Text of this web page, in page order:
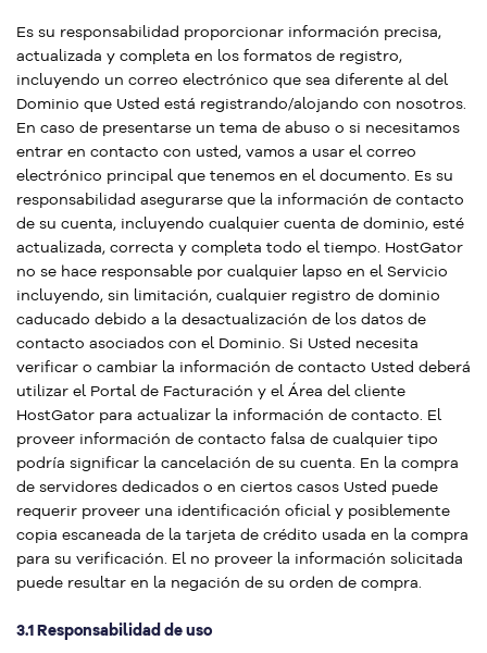
Es su responsabilidad proporcionar información precisa,
actualizada y completa en los formatos de registro,
incluyendo un correo electrónico que sea diferente al del
Dominio que Usted está registrando/alojando con nosotros.
En caso de presentarse un tema de abuso o si necesitamos
entrar en contacto con usted, vamos a usar el correo
electrónico principal que tenemos en el documento. Es su
responsabilidad asegurarse que la información de contacto
de su cuenta, incluyendo cualquier cuenta de dominio, esté
actualizada, correcta y completa todo el tiempo. HostGator
no se hace responsable por cualquier lapso en el Servicio
incluyendo, sin limitación, cualquier registro de dominio
caducado debido a la desactualización de los datos de
contacto asociados con el Dominio. Si Usted necesita
verificar o cambiar la información de contacto Usted deberá
utilizar el Portal de Facturación y el Área del cliente
HostGator para actualizar la información de contacto. El
proveer información de contacto falsa de cualquier tipo
podría significar la cancelación de su cuenta. En la compra
de servidores dedicados o en ciertos casos Usted puede
requerir proveer una identificación oficial y posiblemente
copia escaneada de la tarjeta de crédito usada en la compra
para su verificación. El no proveer la información solicitada
puede resultar en la negación de su orden de compra.
3.1 Responsabilidad de uso